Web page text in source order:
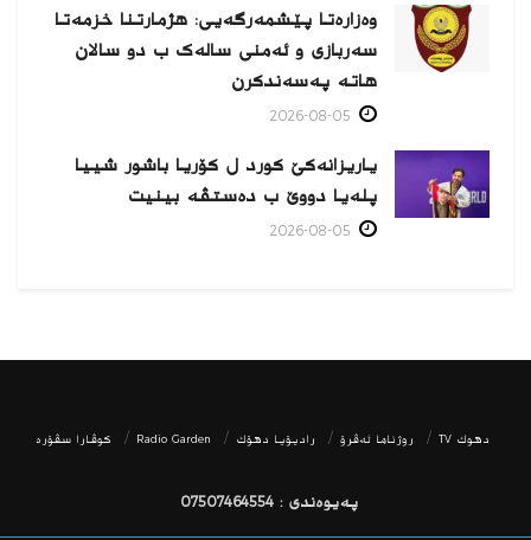
وەزارەتا پێشمەرگەیی: هژمارتنا خزمەتا
سەربازی و ئەمنی سالەک ب دو سالان
هاتە پەسەندكرن
یاریزانەكێ کورد ل کۆریا باشور شییا
پلەیا دووێ ب دەستڤە بینیت
دھوك TV روژناما ئەڤرۆ رادیۆیا دهۆك Radio Garden كوڤارا سڤۆره‌
پەیوەندی : 07507464554